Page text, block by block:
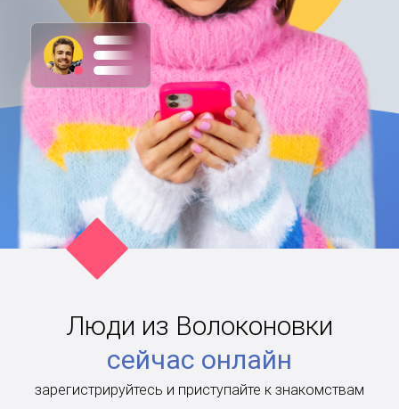
Люди из Волоконовки
сейчас онлайн
зарегистрируйтесь и приступайте к знакомствам